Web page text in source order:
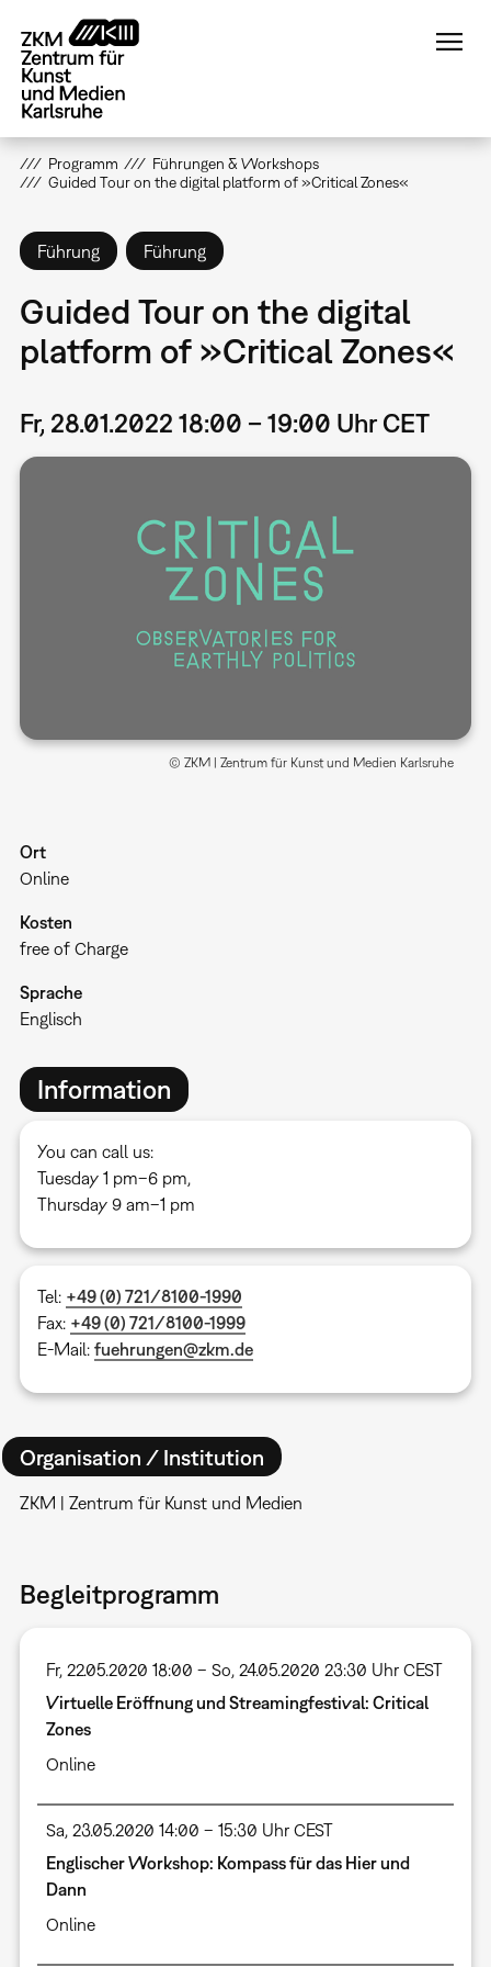
zum
Inhalt
Programm
Führungen & Workshops
Guided Tour on the digital platform of »Critical Zones«
Führung Führung
Guided Tour on the digital
platform of »Critical Zones«
Fr, 28.01.2022 18:00 – 19:00 Uhr CET
© ZKM | Zentrum für Kunst und Medien Karlsruhe
Ort
Online
Kosten
free of Charge
Sprache
Englisch
Information
You can call us:
Tuesday 1 pm–6 pm,
Thursday 9 am–1 pm
Tel: +49 (0) 721/8100-1990
Fax: +49 (0) 721/8100-1999
E-Mail: fuehrungen@zkm.de
Organisation / Institution
ZKM | Zentrum für Kunst und Medien
Begleitprogramm
Fr, 22.05.2020 18:00 – So, 24.05.2020 23:30 Uhr CEST
Virtuelle Eröffnung und Streamingfestival: Critical
Zones
Online
Sa, 23.05.2020 14:00 – 15:30 Uhr CEST
Englischer Workshop: Kompass für das Hier und
Dann
Online